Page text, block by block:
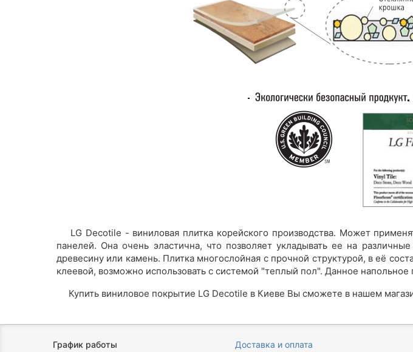
LG Decotile - виниловая плитка корейского производства. Может
панелей. Она очень эластична, что позволяет укладывать ее на
древесину или камень. Плитка многослойная с прочной структурой, в её
клеевой, возможно использовать с системой "теплый пол". Данное
Купить виниловое покрытие LG Decotile в Киеве Вы сможете в нашем
График работы
Доставка и оплата